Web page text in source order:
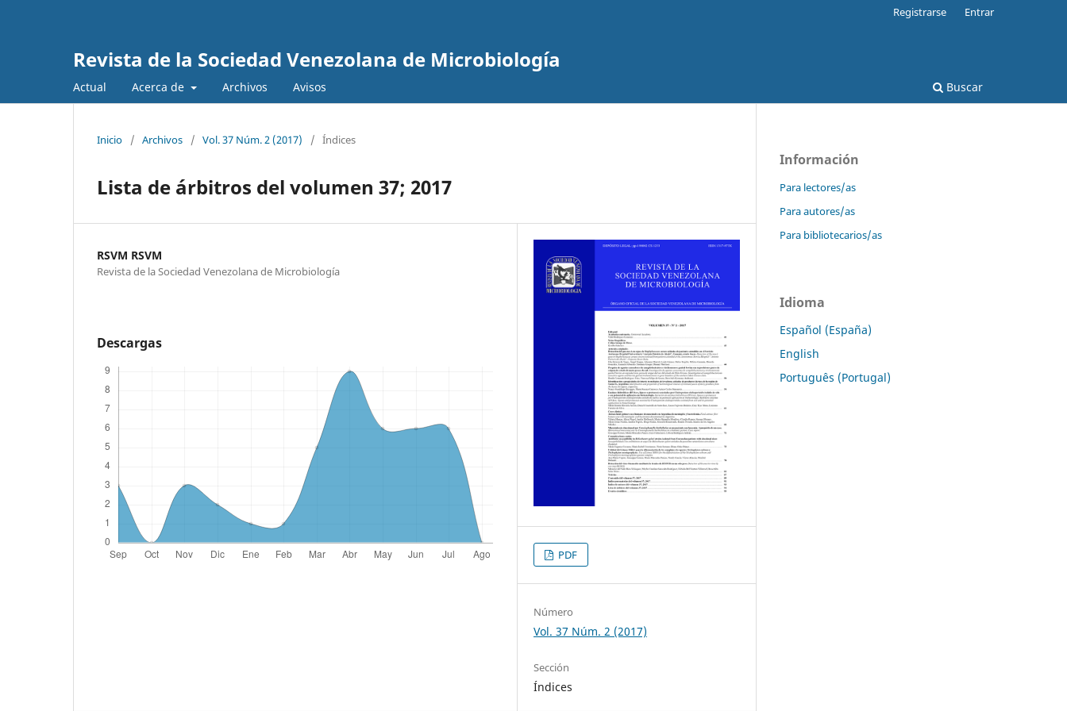
Revista de la Sociedad Venezolana de Microbiología
Actual Acerca de Archivos Avisos Buscar
Registrarse Entrar
Inicio / Archivos / Vol. 37 Núm. 2 (2017) / Índices
Lista de árbitros del volumen 37; 2017
RSVM RSVM
Revista de la Sociedad Venezolana de Microbiología
Descargas
PDF
Número
Vol. 37 Núm. 2 (2017)
Sección
Índices
Información
Para lectores/as
Para autores/as
Para bibliotecarios/as
Idioma
Español (España)
English
Português (Portugal)